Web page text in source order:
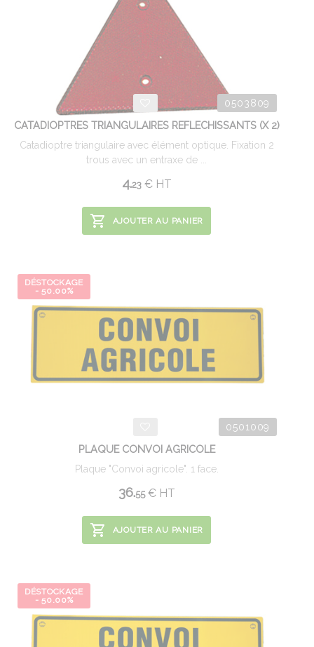
0503809
CATADIOPTRES TRIANGULAIRES REFLECHISSANTS (X 2)
Catadioptre triangulaire avec élément optique. Fixation 2
trous avec un entraxe de ...
4.23 €HT
AJOUTER AU PANIER
DÉSTOCKAGE
- 50.00%
0501009
PLAQUE CONVOI AGRICOLE
Plaque "Convoi agricole". 1 face.
36.55 €HT
AJOUTER AU PANIER
DÉSTOCKAGE
- 50.00%